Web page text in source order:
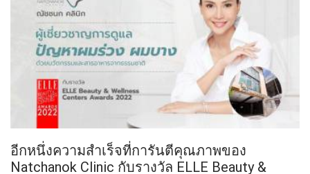
อีกหนึ่งความสำเร็จที่การันตีคุณภาพของ
Natchanok Clinic กับรางวัล ELLE Beauty &